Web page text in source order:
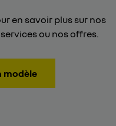
en savoir plus sur nos
ou nos offres.
modèle